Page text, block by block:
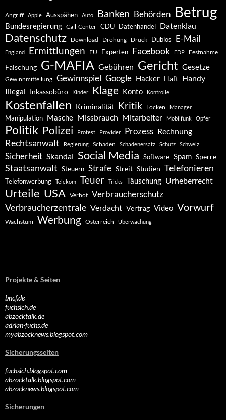
Angriff Apple Ausspähen Auto Banken Behörden Betrug
Bundesregierung Call-Center CDU Datenhandel Datenklau
Datenschutz Download Drohung Druck Dubios E-Mail
England Ermittlungen EU Experten Facebook FDP Festnahme
Fälschung G-MAFIA Gebühren Gericht Gesetze
Gewinnmitteilung Gewinnspiel Google Hacker Haft Handy
Illegal Inkassobüro Kinder Klage Konto Kontrolle
Kostenfallen Kriminalität Kritik Locken Manager
Manipulation Masche Missbrauch Mitarbeiter Mobilfunk Opfer
Politik Polizei Protest Provider Prozess Rechnung
Rechtsanwalt Regierung Schaden Schadenersatz Schutz Schweiz
Sicherheit Skandal Social Media Software Spam Sperre
Staatsanwalt Steuern Strafe Streit Studien Telefonieren
Telefonwerbung Telekom Teuer Tricks Täuschung Urheberrecht
Urteile USA Verbot Verbraucherschutz
Verbraucherzentrale Verdacht Vertrag Video Vorwurf
Wachstum Werbung Österreich Überwachung
Projekte & Seiten
bncf.de
fuchsich.de
abzocktalk.de
adrian-fuchs.de
myabzocknews.blogspot.com
Sicherungsseiten
fuchsich.blogspot.com
abzocktalk.blogspot.com
abzocknews.blogspot.com
Sicherungen